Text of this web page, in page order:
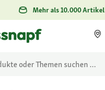
Mehr als 10.000 Artikel